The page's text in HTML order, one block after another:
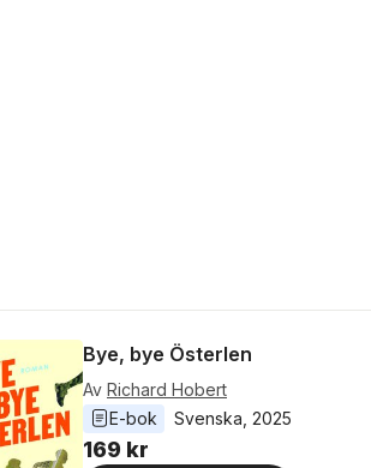
Bye, bye Österlen
Av Richard Hobert
E-bok
Svenska 2025
169 kr